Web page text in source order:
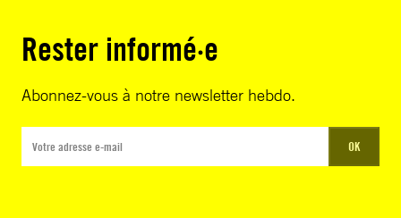
Rester informé·e
Abonnez-vous à notre newsletter hebdo.
OK